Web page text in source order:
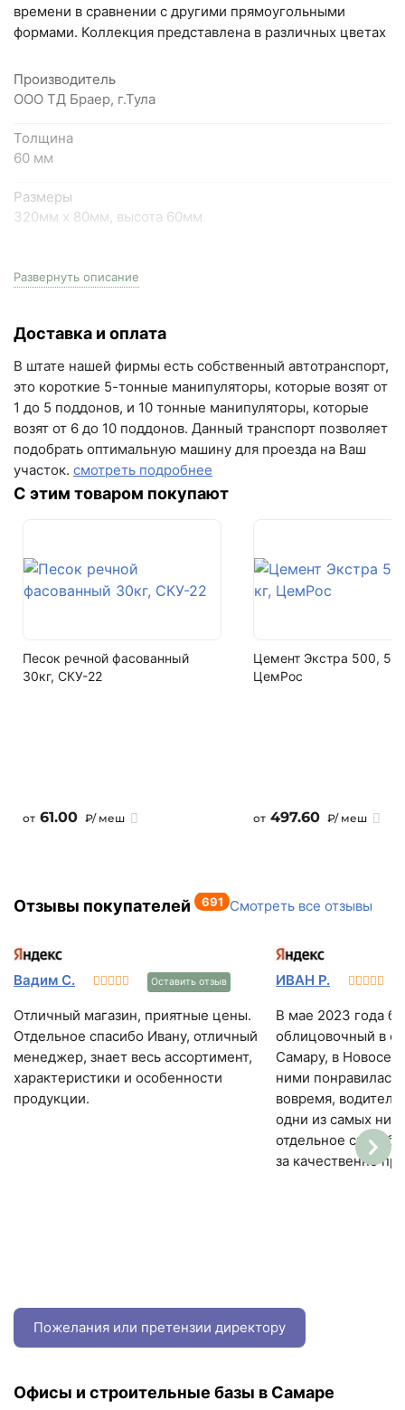
Написать на почту
Самарская область, Волжский район, село
Преображенка, улица Ленинская, 75 (вывеска "Мир
пн-пт с 9:00 до 18:00, сб с 10:00 до 16:00
+7 (846) 215-18-18
+7 (993) 993-77-44
Написать в Telegram
г.Самара, ул. Садовая, дом 199, помещение Н8
(вывеска "Мир кирпича")
пн-пт с 9:00 до 18:00
+7 (846) 215-16-16
+7 (993) 993-77-22
Написать на почту
времени в сравнении с другими прямоугольными
формами. Коллекция представлена в различных цветах
Производитель
ООО ТД Браер, г.Тула
Толщина
60 мм
Размеры
320мм х 80мм, высота 60мм
12.9 м2
color mix Мальва
Серия
Ригель
Вес поддона
1761 кг
Кол-во поддонов в машине
141.9 м2
Развернуть описание
Доставка и оплата
В штате нашей фирмы есть собственный автотранспорт,
это короткие 5-тонные манипуляторы, которые возят от
1 до 5 поддонов, и 10 тонные манипуляторы, которые
возят от 6 до 10 поддонов. Данный транспорт позволяет
подобрать оптимальную машину для проезда на Ваш
участок. смотреть подробнее
С этим товаром покупают
Песок речной фасованный
30кг, СКУ-22
от 61.00 ₽/ меш
Цемент Экстра 500, 50
ЦемРос
от 497.60 ₽/ меш
Отзывы покупателей 691 Смотреть все отзывы
Вадим С. Оставить отзыв
Отличный магазин, приятные цены.
Отдельное спасибо Ивану, отличный
менеджер, знает весь ассортимент,
характеристики и особенности
продукции.
ИВАН Р.
В мае 2023 года
облицовочный в
Самару, в
ними
вовремя,
одни из самых
отдельное
за качественно
Пожелания или претензии директору
Офисы и строительные базы в Самаре